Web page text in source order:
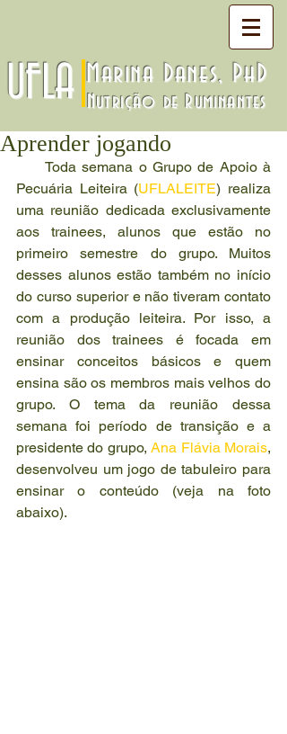
Nutrição de Ruminantes
UFLA Marina Danes, PhD
Aprender jogando
Pecuária Leiteira (UFLALEITE) realiza
uma reunião dedicada exclusivamente
aos trainees, alunos que estão no
primeiro semestre do grupo. Muitos
desses alunos estão também no início
do curso superior e não tiveram contato
com a produção leiteira. Por isso, a
reunião dos trainees é focada em
ensinar conceitos básicos e quem
ensina são os membros mais velhos do
grupo. O tema da reunião dessa
semana foi período de transição e a
presidente do grupo, Ana Flávia Morais,
desenvolveu um jogo de tabuleiro para
ensinar o conteúdo (veja na foto
abaixo).